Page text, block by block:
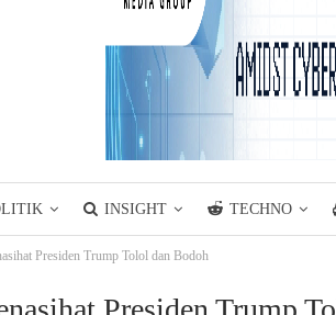
INSIGHT TECHNO
Presiden Trump Tolol dan Bodoh